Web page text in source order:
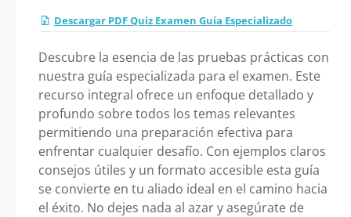
Descargar PDF Quiz Examen Guía Especializado
Descubre la esencia de las pruebas prácticas con
nuestra guía especializada para el examen. Este
recurso integral ofrece un enfoque detallado y
profundo sobre todos los temas relevantes
permitiendo una preparación efectiva para
enfrentar cualquier desafío. Con ejemplos claros
consejos útiles y un formato accesible esta guía
se convierte en tu aliado ideal en el camino hacia
el éxito. No dejes nada al azar y asegúrate de